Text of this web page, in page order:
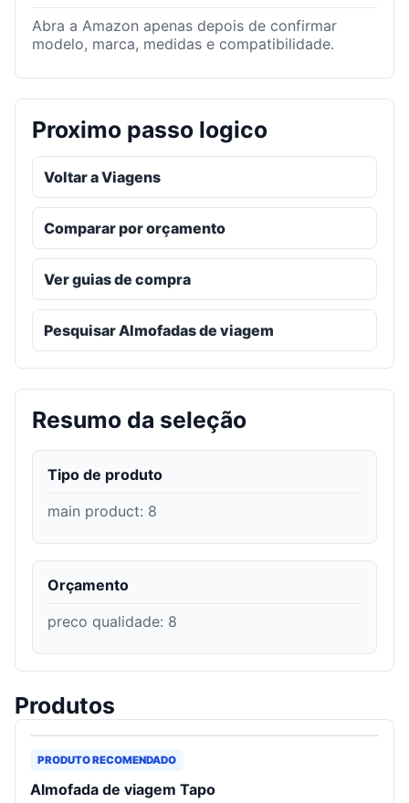
Abra a Amazon apenas depois de confirmar
modelo, marca, medidas e compatibilidade.
Proximo passo logico
Voltar a Viagens
Comparar por orçamento
Ver guias de compra
Pesquisar Almofadas de viagem
Resumo da seleção
Tipo de produto
main product: 8
Orçamento
preco qualidade: 8
Produtos
PRODUTO RECOMENDADO
Almofada de viagem Tapo